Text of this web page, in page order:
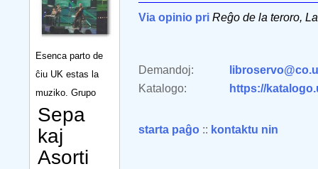
Esenca parto de
ĉiu UK estas la
muziko. Grupo
Sepa
kaj
Asorti
Via opinio pri Reĝo de la teroro, La
Demandoj:
Katalogo:
https://
starta paĝo :: kontaktu nin